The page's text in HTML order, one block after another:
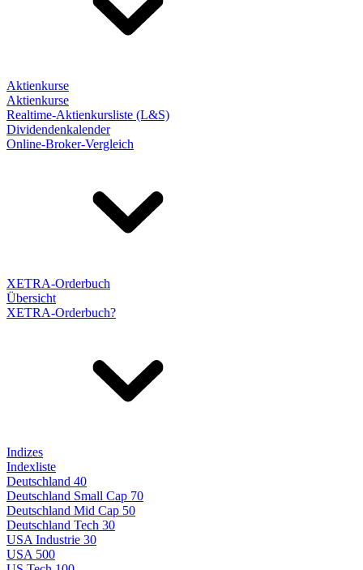
Aktienkurse
Aktienkurse
Realtime-Aktienkursliste (L&S)
Dividendenkalender
Online-Broker-Vergleich
XETRA-Orderbuch
Übersicht
XETRA-Orderbuch?
Indizes
Indexliste
Deutschland 40
Deutschland Small Cap 70
Deutschland Mid Cap 50
Deutschland Tech 30
USA Industrie 30
USA 500